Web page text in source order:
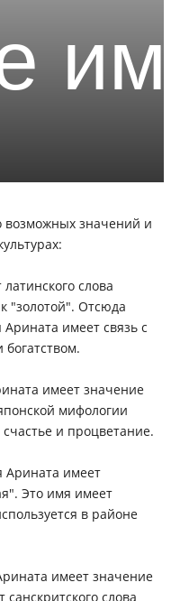
возможных значений и
слова
"золотой". Отсюда
имеет связь с
имеет значение
мифологии
и процветание.
Арината имеет
Это имя имеет
в районе
имеет значение
слова